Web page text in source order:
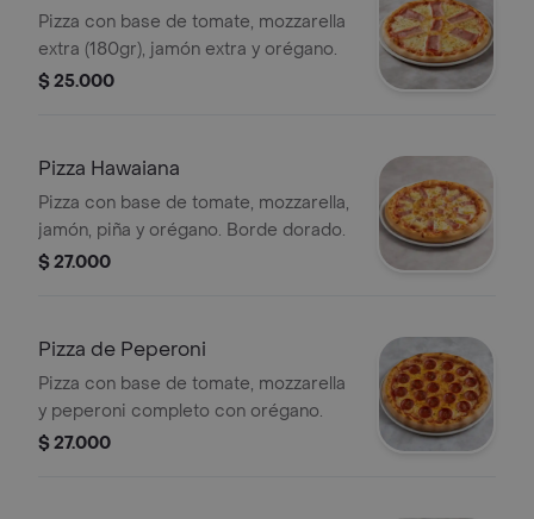
Pizza con base de tomate, mozzarella
extra (180gr), jamón extra y orégano.
$ 25.000
Pizza Hawaiana
Pizza con base de tomate, mozzarella,
jamón, piña y orégano. Borde dorado.
$ 27.000
Pizza de Peperoni
Pizza con base de tomate, mozzarella
y peperoni completo con orégano.
$ 27.000